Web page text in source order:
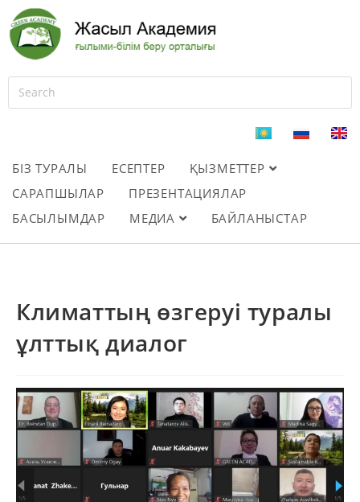
БІЗ ТУРАЛЫ ЕСЕПТЕР
ҚЫЗМЕТТЕР
САРАПШЫЛАР
ПРЕЗЕНТАЦИЯЛАР
БАСЫЛЫМДАР
МЕДИА БАЙЛАНЫСТАР
Климаттың өзгеруі туралы
ұлттық диалог